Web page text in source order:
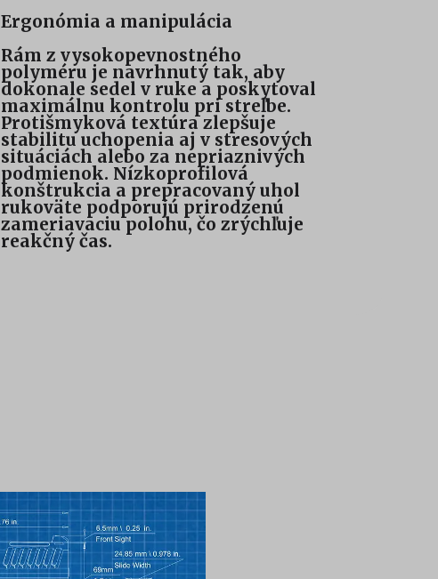
Ergonómia a manipulácia
Rám z vysokopevnostného
polyméru je navrhnutý tak, aby
dokonale sedel v ruke a poskytoval
maximálnu kontrolu pri streľbe.
Protišmyková textúra zlepšuje
stabilitu uchopenia aj v stresových
situáciách alebo za nepriaznivých
podmienok. Nízkoprofilová
konštrukcia a prepracovaný uhol
rukoväte podporujú prirodzenú
zameriavaciu polohu, čo zrýchľuje
reakčný čas.